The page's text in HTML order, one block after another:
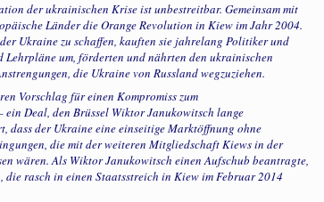
der ukrainischen Krise ist unbestreitbar. Gemeinsam mit
Länder die Orange Revolution in Kiew im Jahr 2004.
Ukraine zu schaffen, kauften sie jahrelang Politiker und
Lehrpläne um, förderten und nährten den ukrainischen
die Ukraine von Russland wegzuziehen.
Vorschlag für einen Kompromiss zum
ein Deal, den Brüssel Wiktor Janukowitsch lange
dass der Ukraine eine einseitige Marktöffnung ohne
die mit der weiteren Mitgliedschaft Kiews in der
wären. Als Wiktor Janukowitsch einen Aufschub beantragte,
rasch in einen Staatsstreich in Kiew im Februar 2014